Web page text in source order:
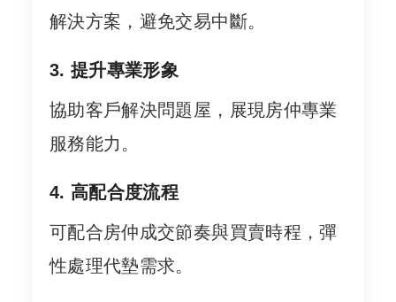
解決方案，避免交易中斷。
3. 提升專業形象
協助客戶解決問題屋，展現房仲專業
服務能力。
4. 高配合度流程
可配合房仲成交節奏與買賣時程，彈
性處理代墊需求。